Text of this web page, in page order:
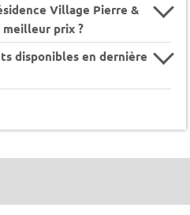
Village Pierre &
meilleur prix ?
disponibles en dernière